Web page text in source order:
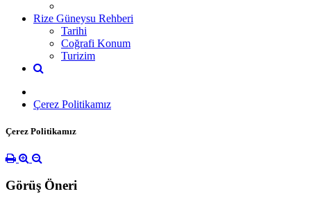
Rize Güneysu Rehberi
Tarihi
Coğrafi Konum
Turizim
Çerez Politikamız
Çerez Politikamız
Görüş Öneri